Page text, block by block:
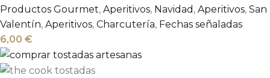
Productos Gourmet, Aperitivos, Navidad , Aperitivos, San
Valentín, Aperitivos, Charcutería, Fechas señaladas
6,00 €